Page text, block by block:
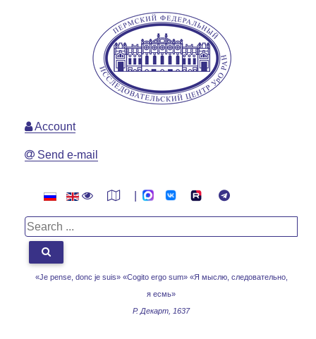
«Je pense, donc je suis» «Cogito ergo sum» «Я мыслю, следовательно,
я есмь»
Р. Декарт, 1637
Account
Send e-mail